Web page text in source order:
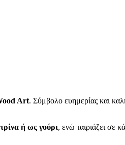
Art. Σύμβολο ευημερίας και
ή ως γούρι, ενώ ταιριάζει σε